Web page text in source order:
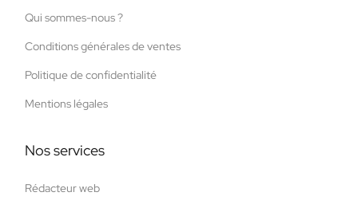
Qui sommes-nous ?
Conditions générales de ventes
Politique de confidentialité
Mentions légales
Nos services
Rédacteur web